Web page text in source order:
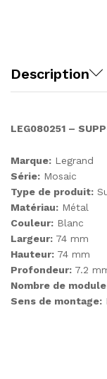
Description
LEG080251 –
Marque: Legrand
Série: Mosaic
Type de produit:
Matériau: Métal
Couleur: Blanc
Largeur: 74 mm
Hauteur: 74 mm
Profondeur: 7.2
Nombre de
Sens de montage: